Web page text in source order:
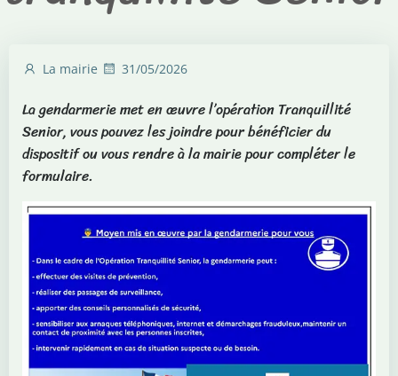
La mairie 31/05/2026
La gendarmerie met en œuvre l’opération Tranquillité
Senior, vous pouvez les joindre pour bénéficier du
dispositif ou vous rendre à la mairie pour compléter le
formulaire.